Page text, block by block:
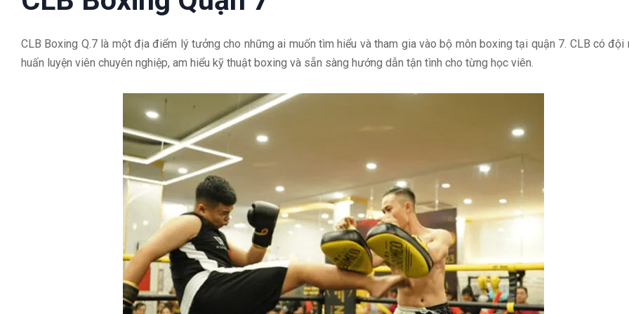
CLB Boxing Q.7 là một địa điểm lý tưởng cho những ai muốn tìm hiểu và tham gia vào bộ môn boxing tại quận 7. CLB có đội
huấn luyện viên chuyên nghiệp, am hiểu kỹ thuật boxing và sẵn sàng hướng dẫn tận tình cho từng học viên.